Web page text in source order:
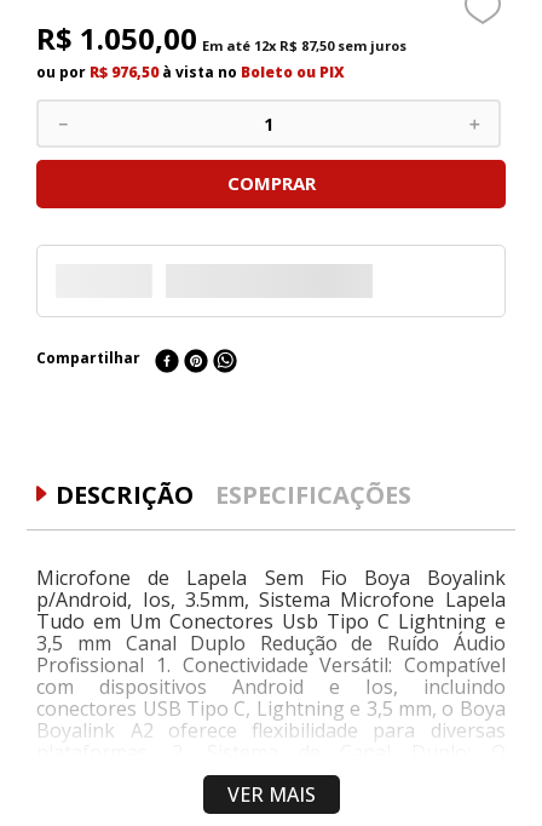
R$ 1.050,00 Em até 12x R$ 87,50sem juros
ou por R$ 976,50à vista no Boleto ou PIX
＋
－
COMPRAR
Compartilhar
DESCRIÇÃO ESPECIFICAÇÕES
Microfone de Lapela Sem Fio Boya Boyalink
p/Android, Ios, 3.5mm, Sistema Microfone Lapela
Tudo em Um Conectores Usb Tipo C Lightning e
3,5 mm Canal Duplo Redução de Ruído Áudio
Profissional 1. Conectividade Versátil: Compatível
com dispositivos Android e Ios, incluindo
conectores USB Tipo C, Lightning e 3,5 mm, o Boya
Boyalink A2 oferece flexibilidade para diversas
microfone apresenta um sistema de canal duplo,
permitindo o uso de dois microfones
simultaneamente, ideal para entrevistas ou
VER MAIS